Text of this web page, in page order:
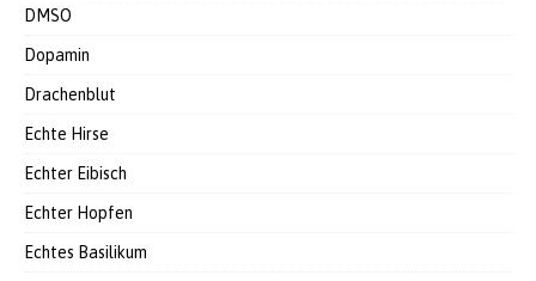
DMSO
Dopamin
Drachenblut
Echte Hirse
Echter Eibisch
Echter Hopfen
Echtes Basilikum